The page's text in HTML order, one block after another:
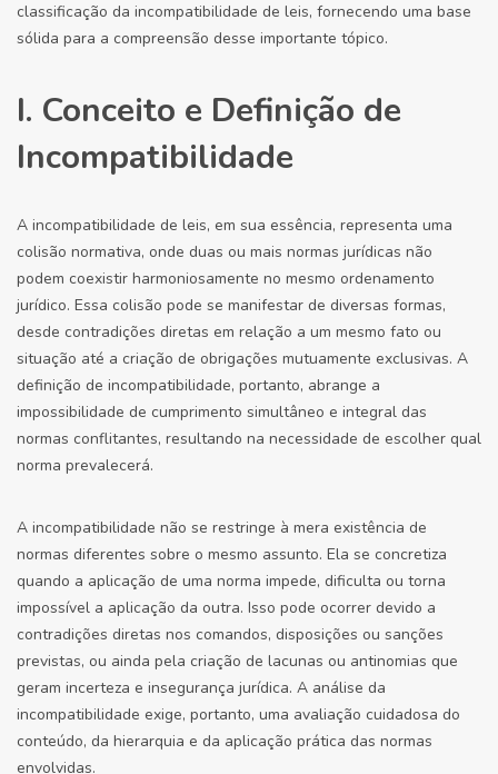
classificação da incompatibilidade de leis, fornecendo uma base
sólida para a compreensão desse importante tópico.
I. Conceito e Definição de
Incompatibilidade
A incompatibilidade de leis, em sua essência, representa uma
colisão normativa, onde duas ou mais normas jurídicas não
podem coexistir harmoniosamente no mesmo ordenamento
jurídico. Essa colisão pode se manifestar de diversas formas,
desde contradições diretas em relação a um mesmo fato ou
situação até a criação de obrigações mutuamente exclusivas. A
definição de incompatibilidade, portanto, abrange a
impossibilidade de cumprimento simultâneo e integral das
normas conflitantes, resultando na necessidade de escolher qual
norma prevalecerá.
A incompatibilidade não se restringe à mera existência de
normas diferentes sobre o mesmo assunto. Ela se concretiza
quando a aplicação de uma norma impede, dificulta ou torna
impossível a aplicação da outra. Isso pode ocorrer devido a
contradições diretas nos comandos, disposições ou sanções
previstas, ou ainda pela criação de lacunas ou antinomias que
geram incerteza e insegurança jurídica. A análise da
incompatibilidade exige, portanto, uma avaliação cuidadosa do
conteúdo, da hierarquia e da aplicação prática das normas
envolvidas.